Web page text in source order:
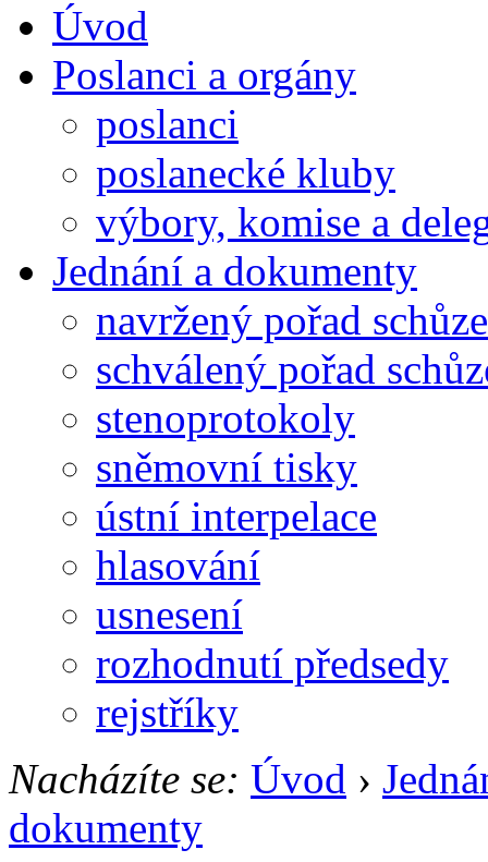
Úvod
Poslanci a orgány
poslanci
poslanecké kluby
výbory, komise a
Jednání a dokumenty
navržený pořad schůze
schválený pořad
stenoprotokoly
sněmovní tisky
ústní interpelace
hlasování
usnesení
rozhodnutí předsedy
rejstříky
Nacházíte se: Úvod ›
dokumenty